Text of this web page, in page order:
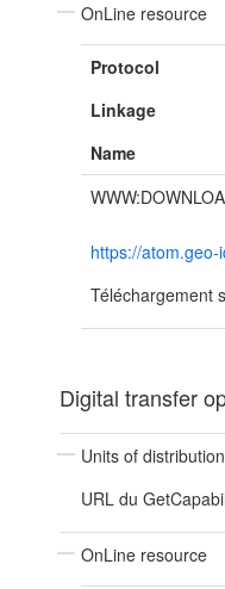
OnLine resource
Protocol
Linkage
Name
https://
Téléchargement
Digital transfer
Units of distribution
URL du
OnLine resource